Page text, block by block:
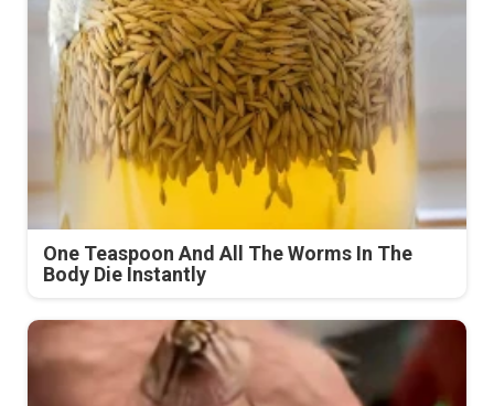
One Teaspoon And All The Worms In The
Body Die Instantly